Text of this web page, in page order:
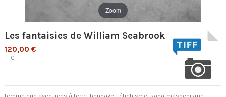
Zoom
Les fantaisies de William Seabrook
120,00 €
TTC